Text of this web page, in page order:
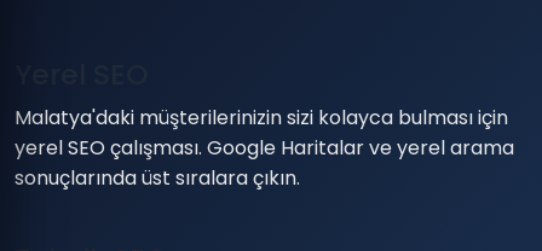
Malatya'daki müşterilerinizin sizi kolayca bulması için
yerel SEO çalışması. Google Haritalar ve yerel arama
sonuçlarında üst sıralara çıkın.